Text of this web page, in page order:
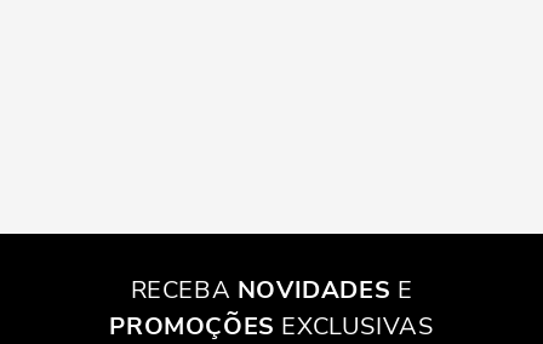
RECEBA NOVIDADES E
PROMOÇÕES EXCLUSIVAS